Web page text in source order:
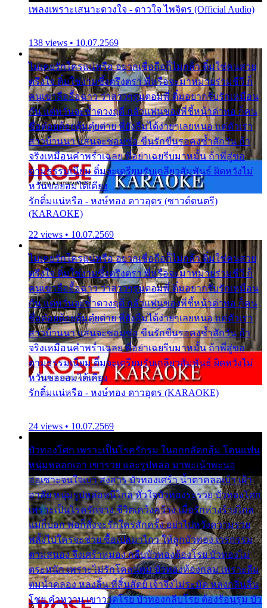
เพลงเพราะเสนาะดวงใจ - ดาวใจ ไพจิตร (Official Audio)
138 views • 10.07.2569
ไม่เคยรักใครแน่หรือ อยากเชื่อถือก็ไม่กล้า ติ๋มใช่คนสวย
ตรึงใจ ติ๋มใช่งามซึ้งตรึงตรา พี่หรือจะมาหมายร่วมชีวี ก็
คนเขาลืออื้อฉาว ว่าสาวๆรุมตอมพี่ ติ๋มอยากรับรักเหมือน
กัน แต่หวั่นจะช้ำดวงฤดี กลัวแฟนของพี่ชี้หน้าด่าทอ ก็คน
ชื่อต๋อยต้อยตุ้มตุ๋ยต่าย พี่ยังลืมได้ง่ายๆเลยหนอ แค่ตัวเรา
สาวบ้านนา แสนจะซอมซ่อ ขืนรักขืนรอคงช้ำสักวัน ถ้า
จริงเหมือนคำพร่ำเฉลย พี่อย่าเฉยรีบมาหมั้น ถ้าพี่สู่ขอ
ตามธรรมเนียม ติ๋มจะเตรียมรับเกลียวสัมพันธ์ ผิดหวังไม่
หวั่นขอยอมได้เคียง
รักติ๋มแน่หรือ - หงษ์ทอง ดาวอุดร (ซาวด์ดนตรี)
(KARAOKE)
22 views • 10.07.2569
ไม่เคยรักใครแน่หรือ อยากเชื่อถือก็ไม่กล้า ติ๋มใช่คนสวย
ตรึงใจ ติ๋มใช่งามซึ้งตรึงตรา พี่หรือจะมาหมายร่วมชีวี ก็
คนเขาลืออื้อฉาว ว่าสาวๆรุมตอมพี่ ติ๋มอยากรับรักเหมือน
กัน แต่หวั่นจะช้ำดวงฤดี กลัวแฟนของพี่ชี้หน้าด่าทอ ก็คน
ชื่อต๋อยต้อยตุ้มตุ๋ยต่าย พี่ยังลืมได้ง่ายๆเลยหนอ แค่ตัวเรา
สาวบ้านนา แสนจะซอมซ่อ ขืนรักขืนรอคงช้ำสักวัน ถ้า
จริงเหมือนคำพร่ำเฉลย พี่อย่าเฉยรีบมาหมั้น ถ้าพี่สู่ขอ
ตามธรรมเนียม ติ๋มจะเตรียมรับเกลียวสัมพันธ์ ผิดหวังไม่
หวั่นขอยอมได้เคียง
รักติ๋มแน่หรือ - หงษ์ทอง ดาวอุดร (KARAOKE)
24 views • 10.07.2569
บัวทองโศก เพราะเป็นโรครักรุม ในอกกลัดกลุ้ม โดนแฟน
หนุ่มหลอกเอา เขารวย และรูปหล่อ มาพะเน้าพะนอ
ออเซาะจนใจเบา สงสาร บัวทองเศร้า น้ำตาคลอเบ้า เฝ้า
อาลัย หนุ่มรูปหล่อหนีไกล หัวใจบัวทองระรวย บัวทองโศก
เพราะเป็นโรครักจาง ชีวิตเคว้งคว้าง เมื่อรักห่างร้างไกล
แม่ก็บอก พ่อก็สั่งจะรักใครสักครั้ง อย่าไปหวังความรวย
พลั้งไปใครจะช่วย ซื้อเปลมาไกว ให้ลูกบัวทอง เวรกรรม
ตามสนอง จึงเศร้าหมอง กลีบบัวทองต้องโรย บัวทองไม่
ตระหนัก เพราะไม่รักโคลนตม บัวทองท้องกลม เพราะลืม
ตมน้ำคลอง หลงลิ้น ที่สิ้นสัตย์ เจ้าจึงไม่ระมัด หลงกลิ่นลิ้น
โชย คำหวาน เขาวาดโรย บัวทองกลีบโรย ต้องร้อนรุม บัว